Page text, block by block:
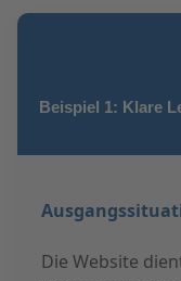
Beispiel 1: Klare
Die Website